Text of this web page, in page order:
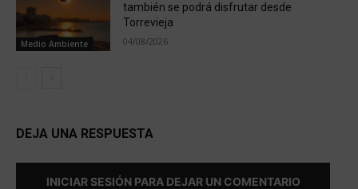
Medio Ambiente
también se podrá disfrutar desde
Torrevieja
04/08/2026
DEJA UNA RESPUESTA
INICIAR SESIÓN PARA DEJAR UN COMENTARIO